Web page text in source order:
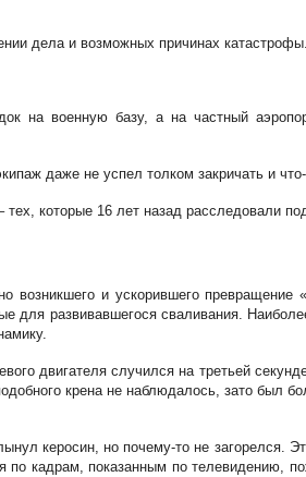
дела и возможных причинах катастрофы.
на военную базу, а на частный
даже не успел толком закричать и
которые 16 лет назад расследовали
и ускорившего превращение
для развивавшегося сваливания.
двигателя случился на третьей
крена не наблюдалось, зато был
керосин, но почему-то не загорелся.
по кадрам, показанным по телевидению,